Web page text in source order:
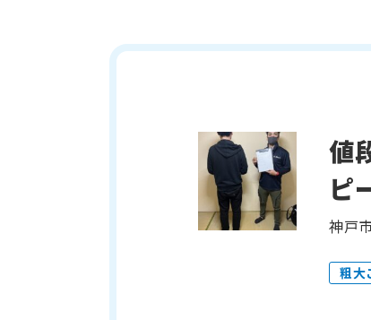
値
ピ
神戸
粗大